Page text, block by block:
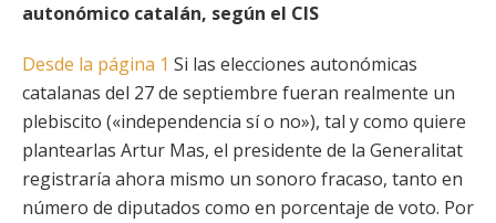
autonómico catalán, según el CIS
Desde la página 1 Si las elecciones autonómicas
catalanas del 27 de septiembre fueran realmente un
plebiscito («independencia sí o no»), tal y como quiere
plantearlas Artur Mas, el presidente de la Generalitat
registraría ahora mismo un sonoro fracaso, tanto en
número de diputados como en porcentaje de voto. Por